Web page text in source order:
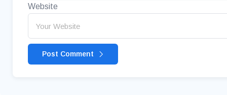
Website
Post Comment